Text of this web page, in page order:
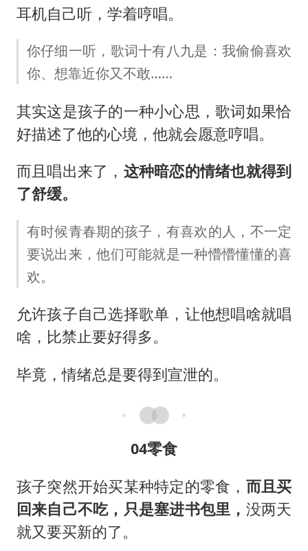
耳机自己听，学着哼唱。
你仔细一听，歌词十有八九是：我偷偷喜欢
你、想靠近你又不敢……
其实这是孩子的一种小心思，歌词如果恰
好描述了他的心境，他就会愿意哼唱。
而且唱出来了， 这种暗恋的情绪也就得到
了舒缓。
有时候青春期的孩子，有喜欢的人，不一定
要说出来，他们可能就是一种懵懵懂懂的喜
欢。
允许孩子自己选择歌单，让他想唱啥就唱
啥，比禁止要好得多。
毕竟，情绪总是要得到宣泄的。
04零食
孩子突然开始买某种特定的零食， 而且买
回来自己不吃，只是塞进书包里， 没两天
就又要买新的了。